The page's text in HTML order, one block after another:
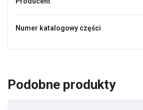
Numer katalogowy części
Podobne produkty